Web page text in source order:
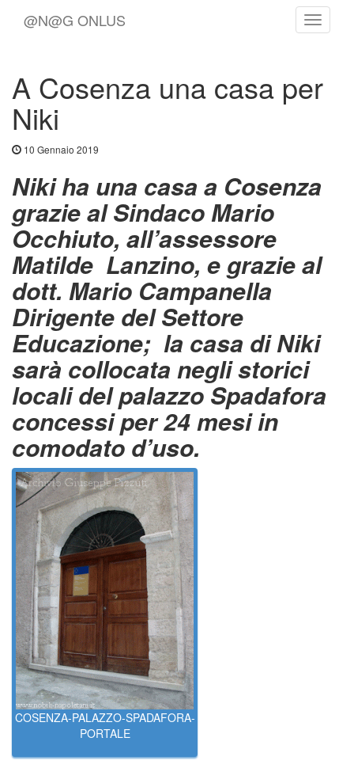
Toggle
@N@G ONLUS
A Cosenza una casa per
Niki
10 Gennaio 2019
Niki ha una casa a Cosenza
grazie al Sindaco Mario
Occhiuto, all’assessore
Matilde Lanzino, e grazie al
dott. Mario Campanella
Dirigente del Settore
Educazione; la casa di Niki
sarà collocata negli storici
locali del palazzo Spadafora
concessi per 24 mesi in
comodato d’uso.
COSENZA-PALAZZO-SPADAFORA-
PORTALE